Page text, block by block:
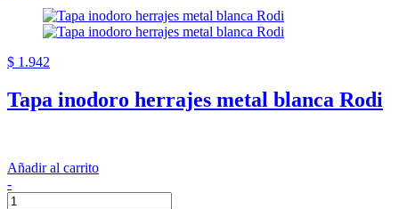
$ 1.942
Tapa inodoro herrajes metal blanca Rodi
Añadir al carrito
-